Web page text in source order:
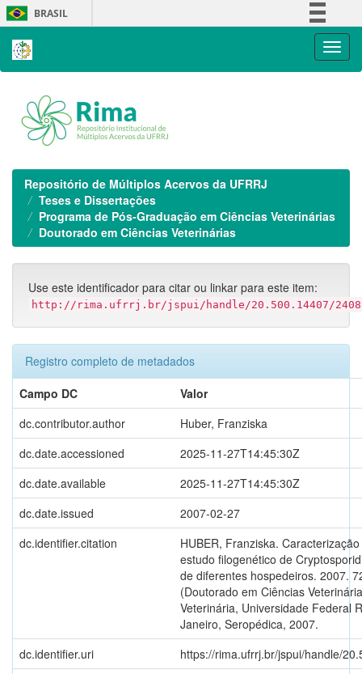
Skip
navigation
BRASIL
Repositório de Múltiplos Acervos da UFRRJ
Teses e Dissertações
Programa de Pós-Graduação em Ciências Veterinárias
Doutorado em Ciências Veterinárias
Use este identificador para citar ou linkar para este item:
http://rima.ufrrj.br/jspui/handle/20.500.14407/
Registro completo de metadados
Campo DC
Valor
dc.contributor.author
Huber, Franziska
dc.date.accessioned
2025-11-27T14:45:30Z
dc.date.available
2025-11-27T14:45:30Z
dc.date.issued
2007-02-27
dc.identifier.citation
HUBER, Franziska.
estudo filogenético de
de diferentes hospedeiros. 2007.
(Doutorado em Ciências
Veterinária, Universidade Federal
Janeiro, Seropédica, 2007.
dc.identifier.uri
https://rima.ufrrj.br/jspui/handle/